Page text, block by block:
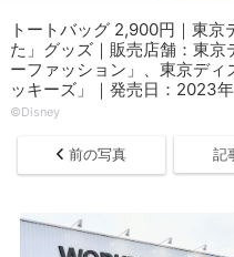
トートバッグ 2,900円｜東
た」グッズ｜販売店舗：東
ーファッション」、東京ディ
ッキーズ」｜発売日：2023年
©Disney
前の写真 記